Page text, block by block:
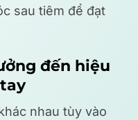
sau tiêm để đạt
đến hiệu
nhau tùy vào